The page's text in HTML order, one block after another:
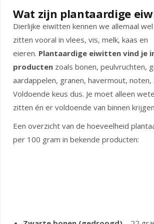
Wat zijn plantaardige
Dierlijke eiwitten kennen we allemaal
zitten vooral in vlees, vis, melk, kaas en
eieren. Plantaardige eiwitten vind je
producten zoals bonen, peulvruchten,
aardappelen, granen, havermout, noten,
Voldoende keus dus. Je moet alleen
zitten én er voldoende van binnen
Een overzicht van de hoeveelheid
per 100 gram in bekende producten: